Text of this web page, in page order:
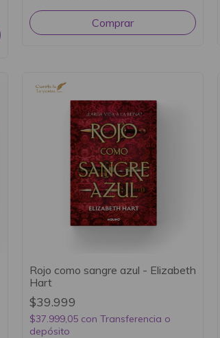
Rojo como sangre azul - Elizabeth
Hart
$39.999
$37.999,05 con Transferencia o
depósito